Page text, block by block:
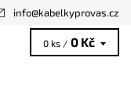
info@kabelkyprovas.cz
0 ks / 0 Kč